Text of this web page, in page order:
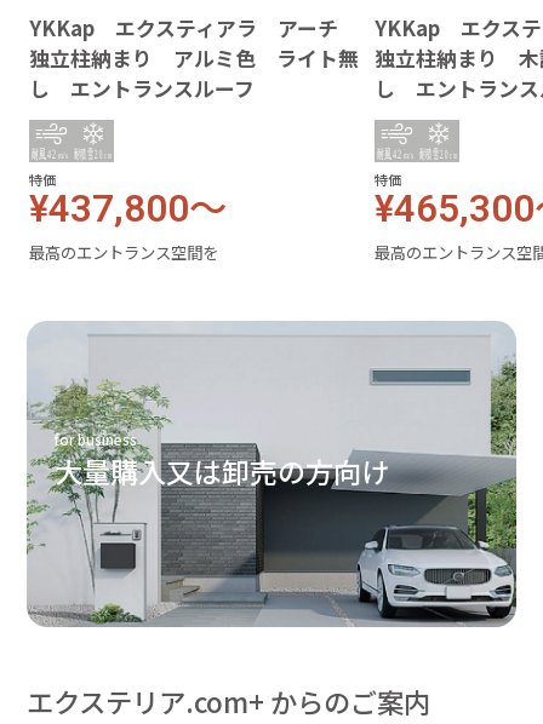
YKKap エクスティアラ アーチ
独立柱納まり アルミ色 ライト無
し エントランスルーフ
特価
¥437,800～
最高のエントランス空間を
YKKap エクス
独立柱納まり
し エントランス
特価
最高のエントランス空
for business
大量購入又は卸売の方向け
エクステリア.com+ からのご案内